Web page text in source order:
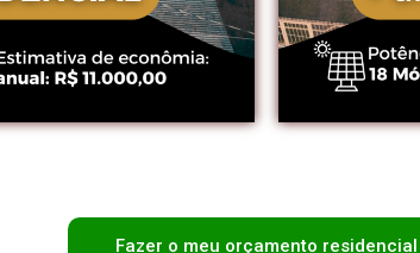
Fazer o meu orçamento residencial